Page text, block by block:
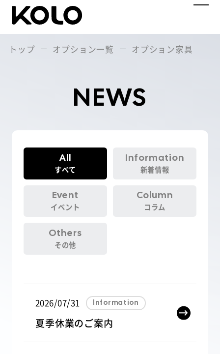
PRODUCTS LIST
SERIES サムシリーズ
Single
Medium
Large
KOLO
Solo
Duo Medium
MilliSERIES ミリシリーズ
トップ オプション一覧 オプション家具
NEWS
2026/07/31 Information
夏季休業のご案内
All
すべて
Information
新着情報
Event
イベント
Column
コラム
Others
その他